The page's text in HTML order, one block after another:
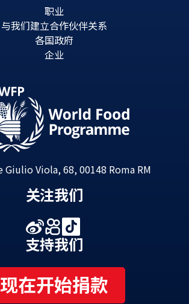
职业
与我们建立合作伙伴关系
各国政府
企业
Giulio Viola, 68, 00148 Roma RM
关注我们
支持我们
现在开始捐款